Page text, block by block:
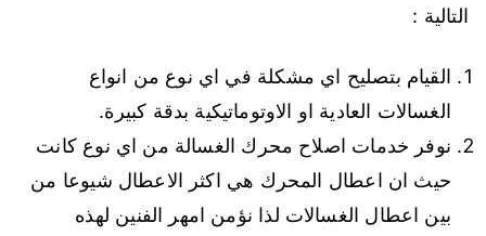
التالية :
القيام بتصليح اي مشكلة في اي نوع من انواع
الغسالات العادية او الاوتوماتيكية بدقة كبيرة.
نوفر خدمات اصلاح محرك الغسالة من اي نوع كانت
حيث ان اعطال المحرك هي اكثر الاعطال شيوعا من
بين اعطال الغسالات لذا نؤمن امهر الفنين لهذه